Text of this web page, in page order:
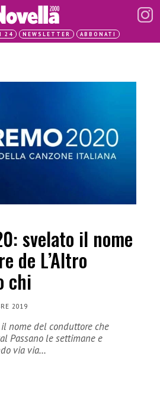
24 NEWSLETTER ABBONATI
svelato il nome
de L’Altro
chi
2019
nome del conduttore che
Passano le settimane e
via via…